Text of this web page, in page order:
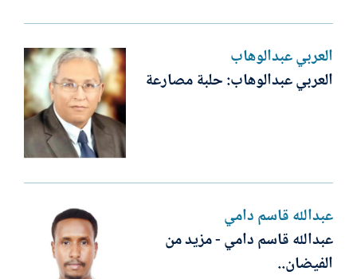
العربي عبدالوهاب
العربي عبدالوهاب: حلبة مصارعة
عبدالله قاسم دامي
عبدالله قاسم دامي - مزيد من
الفيضان..